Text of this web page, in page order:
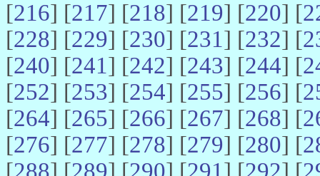
[216] [217] [218] [219] [220] [
[228] [229] [230] [231] [232] [
[240] [241] [242] [243] [244] [
[252] [253] [254] [255] [256] [
[264] [265] [266] [267] [268] [
[276] [277] [278] [279] [280] [
[288] [289] [290] [291] [292] [